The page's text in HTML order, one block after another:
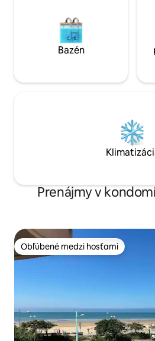
Bazén
Prenájmy v
Obľúbené medzi hosťami
Obľúbené medzi hosťami